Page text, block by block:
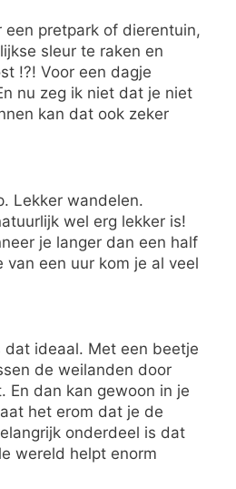
een pretpark of dierentuin,
sleur te raken en
!?! Voor een dagje
nu zeg ik niet dat je niet
kan dat ook zeker
Lekker wandelen.
wel erg lekker is!
je langer dan een half
een uur kom je al veel
ideaal. Met een beetje
de weilanden door
En dan kan gewoon in je
het erom dat je de
onderdeel is dat
wereld helpt enorm